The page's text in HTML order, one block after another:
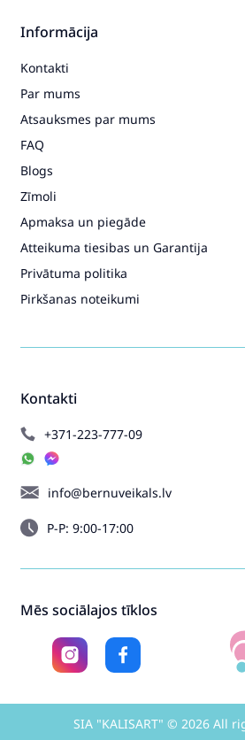
Kontakti
+371-223-777-09
info@bernuveikals.lv
P-P: 9:00-17:00
Informācija
Kontakti
Par mums
Atsauksmes par mums
FAQ
Blogs
Zīmoli
Apmaksa un piegāde
Atteikuma tiesibas un Garantija
Privātuma politika
Pirkšanas noteikumi
Mēs sociālajos tīklos
SIA "KALISART" © 2026 All